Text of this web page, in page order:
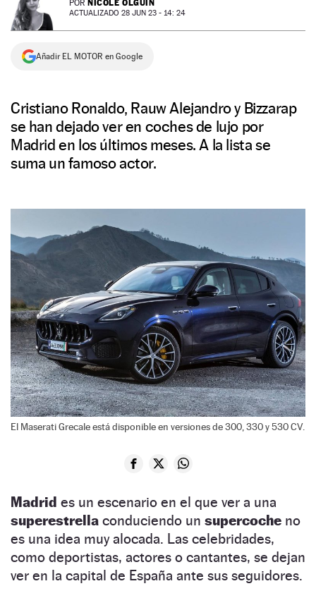
NEWSLETTER
SÍGUENOS
POR NICOLE OLGUÍN
ACTUALIZADO 28 JUN 23 - 14: 24
Añadir EL MOTOR en Google
Cristiano Ronaldo, Rauw Alejandro y Bizzarap
se han dejado ver en coches de lujo por
Madrid en los últimos meses. A la lista se
suma un famoso actor.
El Maserati Grecale está disponible en versiones de 300, 330 y 530 CV.
Madrid es un escenario en el que ver a una
superestrella conduciendo un supercoche no
es una idea muy alocada. Las celebridades,
como deportistas, actores o cantantes, se dejan
ver en la capital de España ante sus seguidores.